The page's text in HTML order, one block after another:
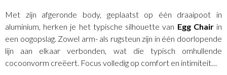
Met zijn afgeronde body, geplaatst op één draaipoot in
aluminium, herken je het typische silhouette van Egg Chair in
een oogopslag. Zowel arm- als rugsteun zijn in één doorlopende
lijn aan elkaar verbonden, wat die typisch omhullende
cocoonvorm creëert. Focus volledig op comfort en intimiteit…